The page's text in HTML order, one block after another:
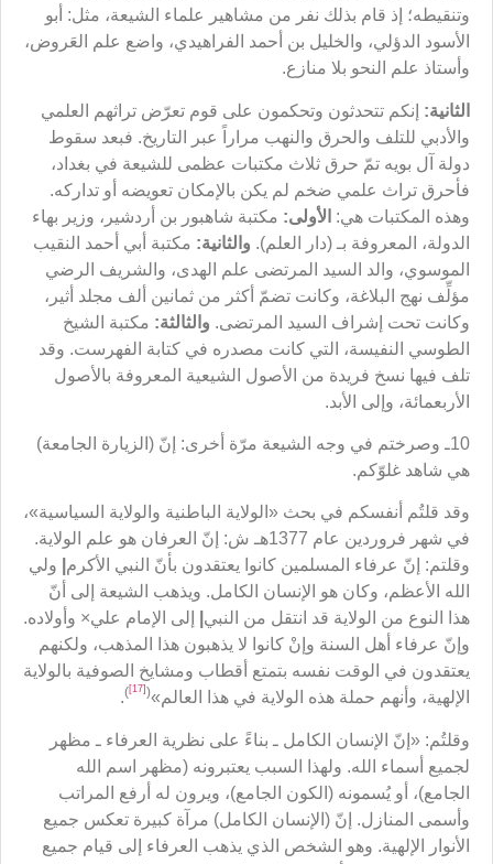
وتنقيطه؛ إذ قام بذلك نفر من مشاهير علماء الشيعة، مثل: أبو
الأسود الدؤلي، والخليل بن أحمد الفراهيدي، واضع علم العَروض،
وأستاذ علم النحو بلا منازع.
الثانية: إنكم تتحدثون وتحكمون على قوم تعرّض تراثهم العلمي
والأدبي للتلف والحرق والنهب مراراً عبر التاريخ. فبعد سقوط
دولة آل بويه تمّ حرق ثلاث مكتبات عظمى للشيعة في بغداد،
فأحرق تراث علمي ضخم لم يكن بالإمكان تعويضه أو تداركه.
وهذه المكتبات هي: الأولى: مكتبة شاهبور بن أردشير، وزير بهاء
الدولة، المعروفة بـ (دار العلم). والثانية: مكتبة أبي أحمد النقيب
الموسوي، والد السيد المرتضى علم الهدى، والشريف الرضي
مؤلِّف نهج البلاغة، وكانت تضمّ أكثر من ثمانين ألف مجلد أثير،
وكانت تحت إشراف السيد المرتضى. والثالثة: مكتبة الشيخ
الطوسي النفيسة، التي كانت مصدره في كتابة الفهرست. وقد
تلف فيها نسخ فريدة من الأصول الشيعية المعروفة بالأصول
الأربعمائة، وإلى الأبد.
10ـ وصرختم في وجه الشيعة مرّة أخرى: إنّ (الزيارة الجامعة)
هي شاهد غلوّكم.
وقد قلتُم أنفسكم في بحث «الولاية الباطنية والولاية السياسية»،
في شهر فروردين عام 1377هـ ش: إنّ العرفان هو علم الولاية.
وقلتم: إنّ عرفاء المسلمين كانوا يعتقدون بأنّ النبي الأكرم ولي
الله الأعظم، وكان هو الإنسان الكامل. ويذهب الشيعة إلى أنّ
هذا النوع من الولاية قد انتقل من النبي
إلى الإمام علي× وأولاده.
وإنّ عرفاء أهل السنة وإنْ كانوا لا يذهبون هذا المذهب، ولكنهم
يعتقدون في الوقت نفسه بتمتع أقطاب ومشايخ الصوفية بالولاية
الإلهية، وأنهم حملة هذه الولاية في هذا العالم»(
[17]
)
.
وقلتُم: «إنّ الإنسان الكامل ـ بناءً على نظرية العرفاء ـ مظهر
لجميع أسماء الله. ولهذا السبب يعتبرونه (مظهر اسم الله
الجامع)، أو يُسمونه (الكون الجامع)، ويرون له أرفع المراتب
وأسمى المنازل. إنّ (الإنسان الكامل) مرآة كبيرة تعكس جميع
الأنوار الإلهية. وهو الشخص الذي يذهب العرفاء إلى قيام جميع